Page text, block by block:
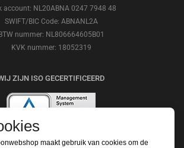
account: NL20ABNA 0247 7948 48
SWIFT/BIC Code: ABNANL2A
nummer: NL806664605B01
KVK nummer: 18052319
ZIJN ISO GECERTIFICEERD
maakt gebruik van cookies om de